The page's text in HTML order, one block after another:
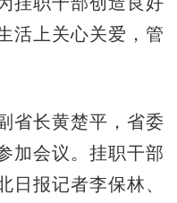
活上关心关爱，管
长黄楚平，省委
加会议。挂职干部
日报记者李保林、